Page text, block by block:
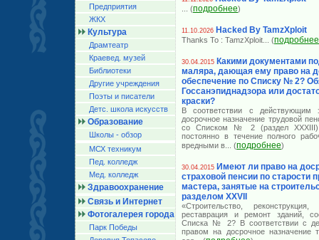
Предприятия
ЖКХ
Культура
Драмтеатр
Краевед. музей
Библиотеки
Другие учреждения
Поэты и писатели
Детс. школа искусств
Образование
Школы - обзор
МСХ техникум
Пед. колледж
Мед. колледж
Здравоохранение
Связь и Интернет
Фотогалерея города
Парк Победы
... (подробнее)
11.10.2026 Hacked By TamzXploit
Thanks To : TamzXploit ... (подробнее
30.04.2015 Какими документами
маляра, дающая ему право на
обеспечение по Списку № 2?
Госсанэпиднадзора или
краски?
В соответствии с действующим
досрочное назначение трудовой
со Списком № 2 (раздел XXXIII)
постоянно в течение полного
вредными в ... (подробнее)
30.04.2015 Имеют ли право на
страховой пенсии по старости
мастера, занятые на
разделом XXVII
«Строительство, реконструкция,
реставрация и ремонт зданий,
Списка № 2? В соответствии с
правом на досрочное назначение